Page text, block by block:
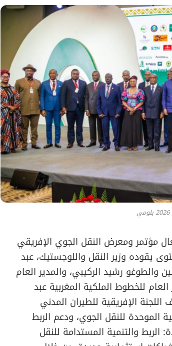
مؤتمر ومعرض النقل الجوي الإفريقي
يقوده وزير النقل واللوجستيك، عبد
والطوغو رشيد الركيبي، والمدير العام
للخطوط الملكية المغربية عبد
الإفريقية للطيران المدني
الموحدة للنقل الجوي، ودعم الربط
والتنمية المستدامة للنقل